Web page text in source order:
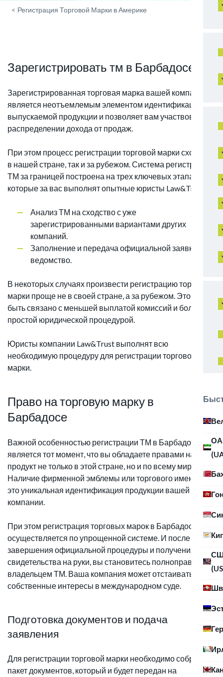
< Регистрация Торговой Марки в Америке
Зарегистрировать тм в Барбадосе
Зарегистрированная торговая марка вашей компании
является неотъемлемым элементом идентификации
выпускаемой продукции и позволяет вам участвовать в
распределении дохода от продаж.
При этом процесс регистрации торговой марки схож как
в нашей стране, так и за рубежом. Система регистрации
ТМ за границей построена на трех ключевых этапах,
которые за вас выполнят опытные юристы Law&Trust:
Анализ ТМ на сходство с уже
зарегистрированными вариантами других
компаний.
Заполнение и передача официальной заявки в
ведомство.
В некоторых случаях произвести регистрацию торговой
марки проще не в своей стране, а за рубежом. Это может
быть связано с меньшей выплатой комиссий и более
простой юридической процедурой.
Юристы компании Law&Trust выполнят всю
необходимую процедуру для регистрации торговой
марки.
Право на торговую марку в
Барбадосе
Важной особенностью регистрации ТМ в Барбадосе
является тот момент, что вы обладаете правами на
продукт не только в этой стране, но и по всему миру.
Наличие фирменной эмблемы или торгового имени –
это уникальная идентификация продукции вашей
компании.
При этом регистрация торговых марок в Барбадосе
осуществляется по упрощенной системе. И после
завершения официальной процедуры и получения
свидетельства на руки, вы становитесь полноправным
владельцем ТМ. Ваша компания может отстаивать
собственные интересы в международном суде.
Подготовка документов и подача
заявления
Для регистрации торговой марки необходимо собрать
пакет документов, который и будет передан на